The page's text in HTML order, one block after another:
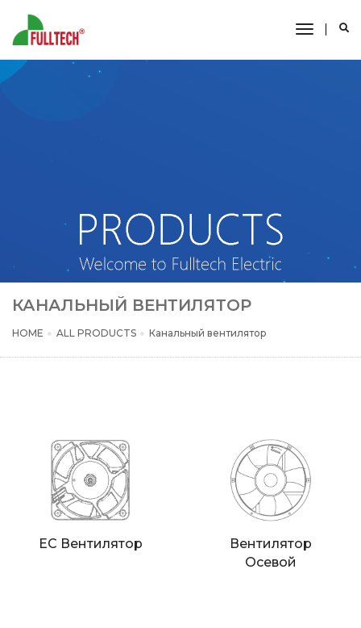
toggle
КАНАЛЬНЫЙ ВЕНТИЛЯТОР
HOME ALL PRODUCTS Канальный вентилятор
ЕС Вентилятор
Вентилятор
Осевой